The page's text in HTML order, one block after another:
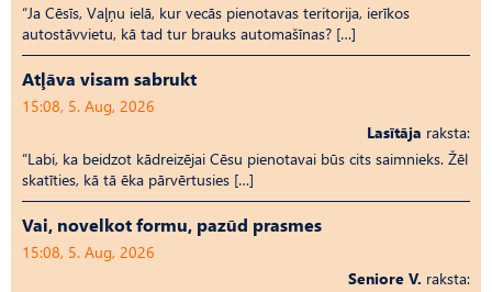
“Ja Cēsīs, Vaļņu ielā, kur vecās pienotavas teritorija, ierīkos
autostāvvietu, kā tad tur brauks automašīnas? […]
Atļāva visam sabrukt
15:08, 5. Aug, 2026
Lasītāja raksta:
“Labi, ka beidzot kādreizējai Cēsu pienotavai būs cits saimnieks. Žēl
skatīties, kā tā ēka pārvērtusies […]
Vai, novelkot formu, pazūd prasmes
15:08, 5. Aug, 2026
Seniore V. raksta: